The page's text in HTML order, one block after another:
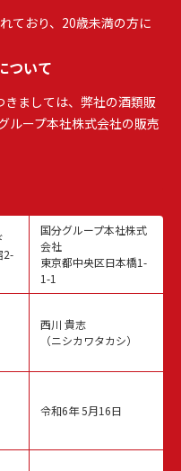
ており、20歳未満の方に
ついて
ましては、弊社の酒類販
ループ本社株式会社の販売
2-
国分グループ本社株式
会社
東京都中央区日本橋1-
1-1
西川 貴志
（ニシカワタカシ）
令和6年 5月16日